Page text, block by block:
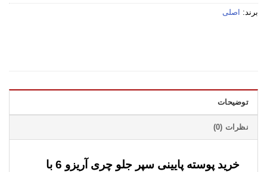
برند: اصلی
توضیحات
نظرات (0)
خرید پوسته پایینی سپر جلو چری آریزو 6 با